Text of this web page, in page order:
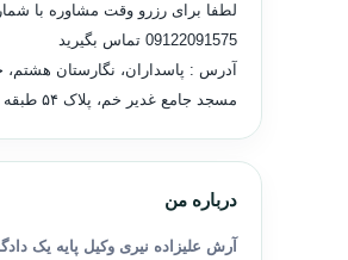
لطفا برای رزرو وقت مشاوره با
09122091575 تماس بگیرید
آدرس : پاسداران، نگارستان هشتم،
مسجد جامع غدیر خم، پلاک ۵۴ طبقه اول
درباره من
آرش علیزاده نیری وکیل پایه یک